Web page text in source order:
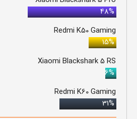
48%
Redmi K50 Gaming
15%
Xiaomi Blackshark 5 RS
6%
Redmi K60 Gaming
31%